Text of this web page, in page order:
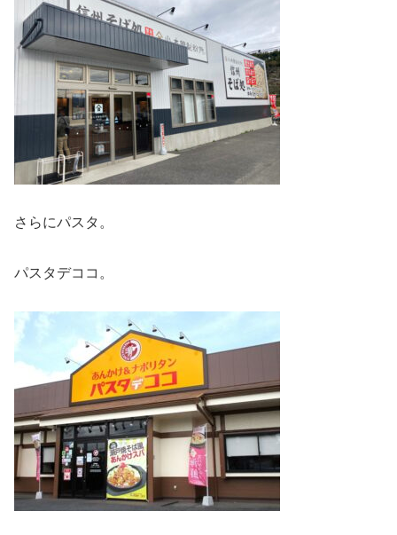
さらにパスタ。
パスタデココ。